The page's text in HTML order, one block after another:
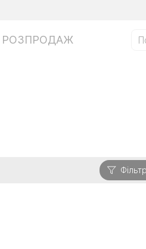
РОЗПРОДАЖ